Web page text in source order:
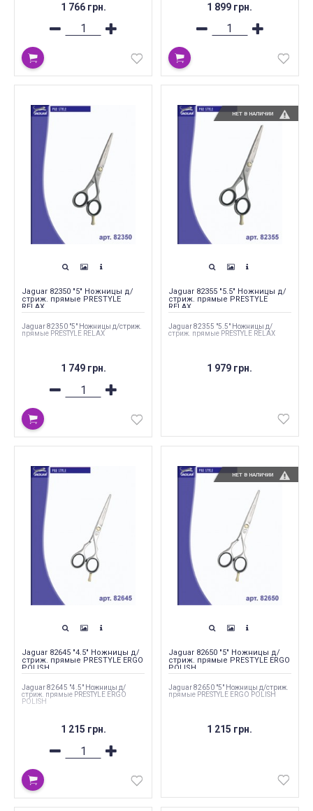
1 766 грн. 1 899 грн.
Jaguar 82350 "5" Ножницы д/
стриж. прямые PRESTYLE
RELAX
Jaguar 82350 "5" Ножницы д/стриж.
прямые PRESTYLE RELAX
1 749 грн.
НЕТ В НАЛИЧИИ
Jaguar 82355 "5.5" Ножницы д/
стриж. прямые PRESTYLE
RELAX
Jaguar 82355 "5.5" Ножницы д/
стриж. прямые PRESTYLE RELAX
1 979 грн.
Jaguar 82645 "4.5" Ножницы д/
стриж. прямые PRESTYLE ERGO
POLISH
Jaguar 82645 "4.5" Ножницы д/
стриж. прямые PRESTYLE ERGO
POLISH
1 215 грн.
НЕТ В НАЛИЧИИ
Jaguar 82650 "5" Ножницы д/
стриж. прямые PRESTYLE ERGO
POLISH
Jaguar 82650 "5" Ножницы д/стриж.
прямые PRESTYLE ERGO POLISH
1 215 грн.